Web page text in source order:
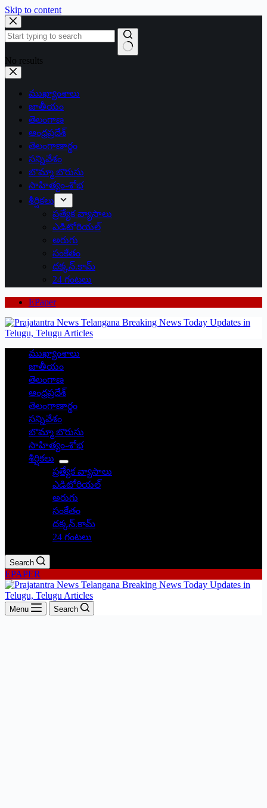
Skip to content
No results
ముఖ్యాంశాలు
జాతీయం
తెలంగాణ
ఆంధ్రప్రదేశ్
తెలంగాణార్థం
సన్నివేశం
బొమ్మా బొరుసు
సాహిత్యం-శోభ
శీర్షికలు
ప్రత్యేక వ్యాసాలు
ఎడిటోరియల్
అరుగు
సంకేతం
దక్కన్.కామ్
24 గంటలు
EPaper
ముఖ్యాంశాలు
జాతీయం
తెలంగాణ
ఆంధ్రప్రదేశ్
తెలంగాణార్థం
సన్నివేశం
బొమ్మా బొరుసు
సాహిత్యం-శోభ
శీర్షికలు
ప్రత్యేక వ్యాసాలు
ఎడిటోరియల్
అరుగు
సంకేతం
దక్కన్.కామ్
24 గంటలు
Search
EPAPER
Menu Search